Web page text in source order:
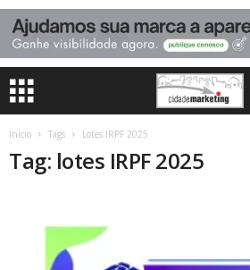
Início Tags Lotes IRPF 2025
Tag: lotes IRPF 2025